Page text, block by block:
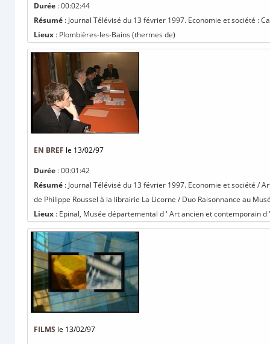
Durée : 00:02:44
Résumé : Journal Télévisé du 13 février 1997. Economie et société :
Lieux : Plombières-les-Bains (thermes de)
EN BREF le 13/02/97
Durée : 00:01:42
Résumé : Journal Télévisé du 13 février 1997. Economie et société /
de Philippe Roussel à la librairie La Licorne / Duo Raisonnance au
Lieux : Epinal, Musée départemental d ' Art ancien et contemporain d
FILMS le 13/02/97